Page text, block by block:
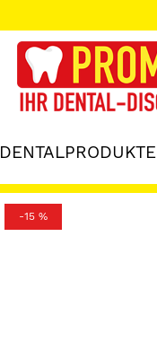
DENTALPRODUKTE
-15 %